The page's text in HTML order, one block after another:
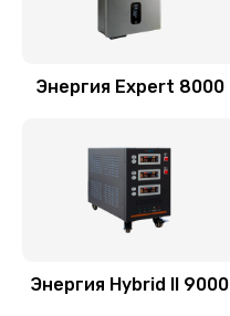
Энергия Expert 8000
Энергия Hybrid II 9000